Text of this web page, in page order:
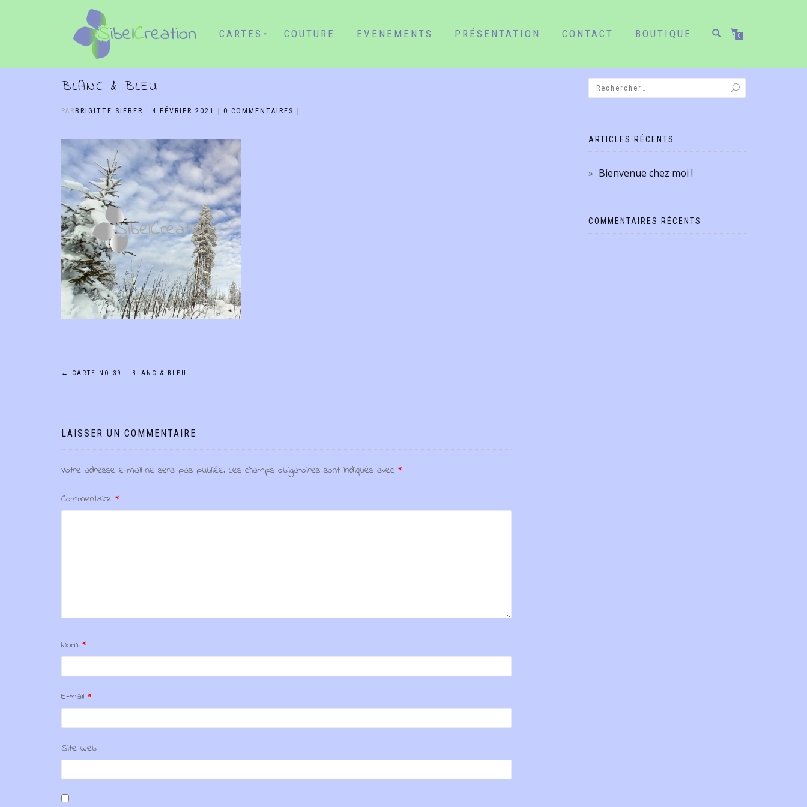
CARTES COUTURE EVENEMENTS PRÉSENTATION CONTACT BOUTIQUE 0
BLANC & BLEU
PAR BRIGITTE SIEBER 4 FÉVRIER 2021 0 COMMENTAIRES
Navigation
l’article
← CARTE NO 39 – BLANC & BLEU
LAISSER UN COMMENTAIRE
Votre adresse e-mail ne sera pas publiée. Les champs obligatoires sont indiqués avec *
Commentaire *
Nom *
E-mail *
Site web
ARTICLES RÉCENTS
Bienvenue chez moi !
COMMENTAIRES RÉCENTS